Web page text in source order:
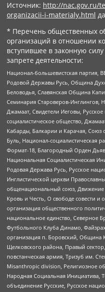
Источник: http://nac.gov.ru/
organizacii-i-materialy.html
* Перечень общественных
организаций в отношении
вступившее в законную
запрете деятельности:
Национал-большевистская партия,
Родовой Державы Русь, Община
Беловодья, Славянская Община
Семинария Староверов-Инглингов,
Джамаат, Свидетели Иеговы,
социалистическое общество,
Кабарды, Балкарии и Карачая, Союз
Буль, Национал-социалистическая
Формат-18, Благородный Орден
Национальная Социалистическая
Родовая Держава Русь, Русское
Инглистической церкви
общенациональный союз, Движение
Кровь и Честь, О свободе совести
организация общественного
национальное единство, Северное
Футбольного Клуба Динамо,
организация п. Боровский, Община
Щелковского района, Правый
повстанческая армия, Тризуб им.
Misanthropic division, Религиозное
Народная Социальная Инициатива,
объединение Русские, Русское